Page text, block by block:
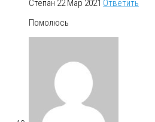
Степан 22 Мар 2021 Ответить
Помолюсь